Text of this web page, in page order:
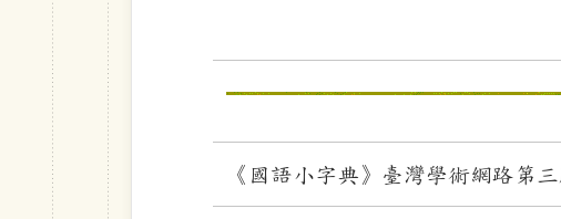
《國語小字典》臺灣學術網路第三